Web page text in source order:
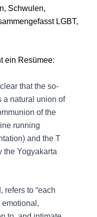
Schwulen,
LGBT,
ein Resümee:
that the so-
a natural union of
of the
running
and the T
the Yogyakarta
refers to “each
emotional,